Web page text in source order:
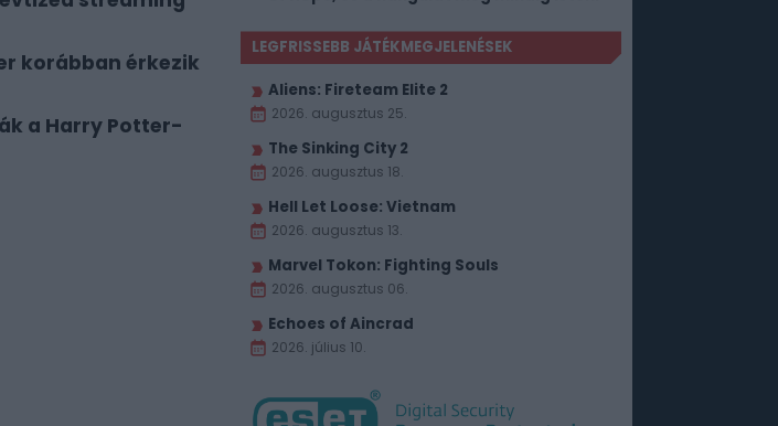
korábban érkezik
a Harry Potter-
LEGFRISSEBB JÁTÉKMEGJELENÉSEK
Aliens: Fireteam Elite 2
2026. augusztus 25.
The Sinking City 2
2026. augusztus 18.
Hell Let Loose: Vietnam
2026. augusztus 13.
Marvel Tokon: Fighting Souls
2026. augusztus 06.
Echoes of Aincrad
2026. július 10.